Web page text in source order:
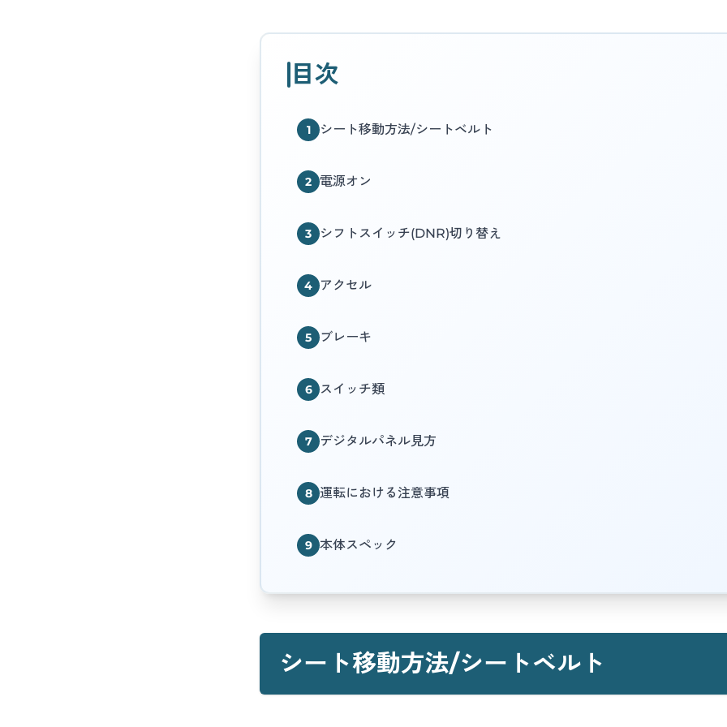
目次
1 シート移動方法/シートベルト
2 電源オン
3 シフトスイッチ(DNR)切り替え
4 アクセル
5 ブレーキ
6 スイッチ類
7 デジタルパネル見方
8 運転における注意事項
9 本体スペック
シート移動方法/シートベルト